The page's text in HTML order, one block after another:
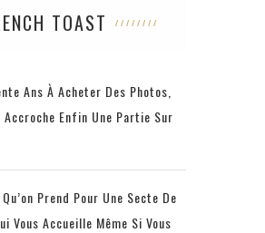
TOAST
Ans À Acheter Des Photos,
Accroche Enfin Une Partie Sur
Prend Pour Une Secte De
Vous Accueille Même Si Vous